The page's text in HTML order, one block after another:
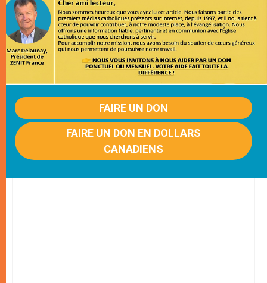
FAIRE UN DON
FAIRE UN DON EN DOLLARS
CANADIENS